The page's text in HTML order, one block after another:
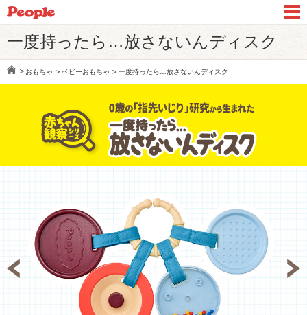
一度持ったら…放さないんディスク
おもちゃ ベビーおもちゃ 一度持ったら…放さないんディスク